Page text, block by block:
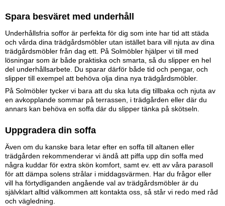
Spara besväret med underhåll
Underhållsfria soffor är perfekta för dig som inte har tid att städa
och vårda dina trädgårdsmöbler utan istället bara vill njuta av dina
trädgårdsmöbler från dag ett. På Solmöbler hjälper vi till med
lösningar som är både praktiska och smarta, så du slipper en hel
del underhållsarbete. Du sparar därför både tid och pengar, och
slipper till exempel att behöva olja dina nya trädgårdsmöbler.
På Solmöbler tycker vi bara att du ska luta dig tillbaka och njuta av
en avkopplande sommar på terrassen, i trädgården eller där du
annars kan behöva en soffa där du slipper tänka på skötseln.
Uppgradera din soffa
Även om du kanske bara letar efter en soffa till altanen eller
trädgården rekommenderar vi ändå att piffa upp din soffa med
några kuddar för extra skön komfort, samt ev. ett av våra parasoll
för att dämpa solens strålar i middagsvärmen. Har du frågor eller
vill ha förtydliganden angående val av trädgårdsmöbler är du
självklart alltid välkommen att kontakta oss, så står vi redo med råd
och vägledning.